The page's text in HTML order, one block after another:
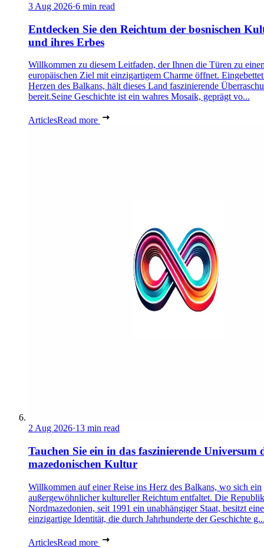
3 Aug 2026·6 min read
Entdecken Sie den Reichtum der bosnischen
und ihres Erbes
Willkommen zu diesem Leitfaden, der Ihnen die Türen zu
europäischen Ziel mit einzigartigem Charme öffnet.
Herzen des Balkans, hält dieses Land faszinierende
bereit.Seine Geschichte ist ein wahres Mosaik, geprägt vo...
ArticlesRead more
2 Aug 2026·13 min read
Tauchen Sie ein in das faszinierende Universum
mazedonischen Kultur
Willkommen auf einer Reise ins Herz des Balkans, wo sich ein
außergewöhnlicher kultureller Reichtum entfaltet. Die Republik
Nordmazedonien, seit 1991 ein unabhängiger Staat, besitzt eine
einzigartige Identität, die durch Jahrhunderte der Geschichte
ArticlesRead more